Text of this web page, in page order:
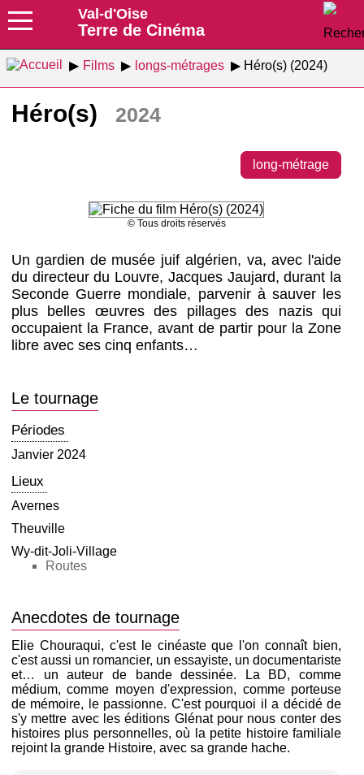
Val-d'Oise
Terre de Cinéma
Films longs-métrages Héro(s) (2024)
Héro(s) 2024
long-métrage
© Tous droits réservés
Un gardien de musée juif algérien, va, avec l'aide
du directeur du Louvre, Jacques Jaujard, durant la
Seconde Guerre mondiale, parvenir à sauver les
plus belles œuvres des pillages des nazis qui
occupaient la France, avant de partir pour la Zone
libre avec ses cinq enfants…
Le tournage
Périodes
Janvier 2024
Lieux
Avernes
Theuville
Wy-dit-Joli-Village
Routes
Anecdotes de tournage
Elie Chouraqui, c'est le cinéaste que l'on connaît bien,
c'est aussi un romancier, un essayiste, un documentariste
et… un auteur de bande dessinée. La BD, comme
médium, comme moyen d'expression, comme porteuse
de mémoire, le passionne. C'est pourquoi il a décidé de
s'y mettre avec les éditions Glénat pour nous conter des
histoires plus personnelles, où la petite histoire familiale
rejoint la grande Histoire, avec sa grande hache.